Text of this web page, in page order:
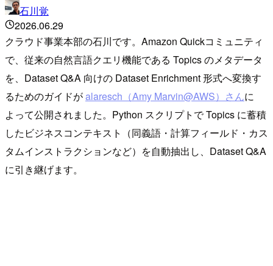
石川覚
2026.06.29
クラウド事業本部の石川です。Amazon Quickコミュニティ
で、従来の自然言語クエリ機能である Topics のメタデータ
を、Dataset Q&A 向けの Dataset Enrichment 形式へ変換す
るためのガイドがalaresch（Amy Marvin@AWS）さんに
よって公開されました。Python スクリプトで Topics に蓄積
したビジネスコンテキスト（同義語・計算フィールド・カス
タムインストラクションなど）を自動抽出し、Dataset Q&A
に引き継げます。